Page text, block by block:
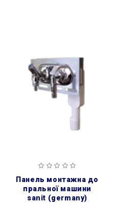
панель монтажна до
пральної машини
sanit (germany)